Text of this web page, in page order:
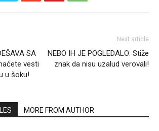
SA
vesti
u šoku!
Next article
NEBO IH JE POGLEDALO: Stiže
znak da nisu uzalud verovali!
MORE FROM AUTHOR